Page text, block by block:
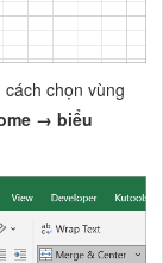
chọn vùng
→ biểu